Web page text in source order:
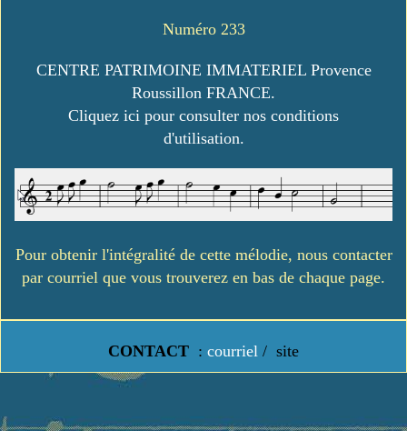
Numéro 233
CENTRE PATRIMOINE IMMATERIEL Provence
Roussillon FRANCE.
Cliquez ici pour consulter nos conditions
d'utilisation.
Pour obtenir l'intégralité de cette mélodie, nous contacter
par courriel que vous trouverez en bas de chaque page.
CONTACT : courriel / site
https://www.lavielledanstoussesetats.fr